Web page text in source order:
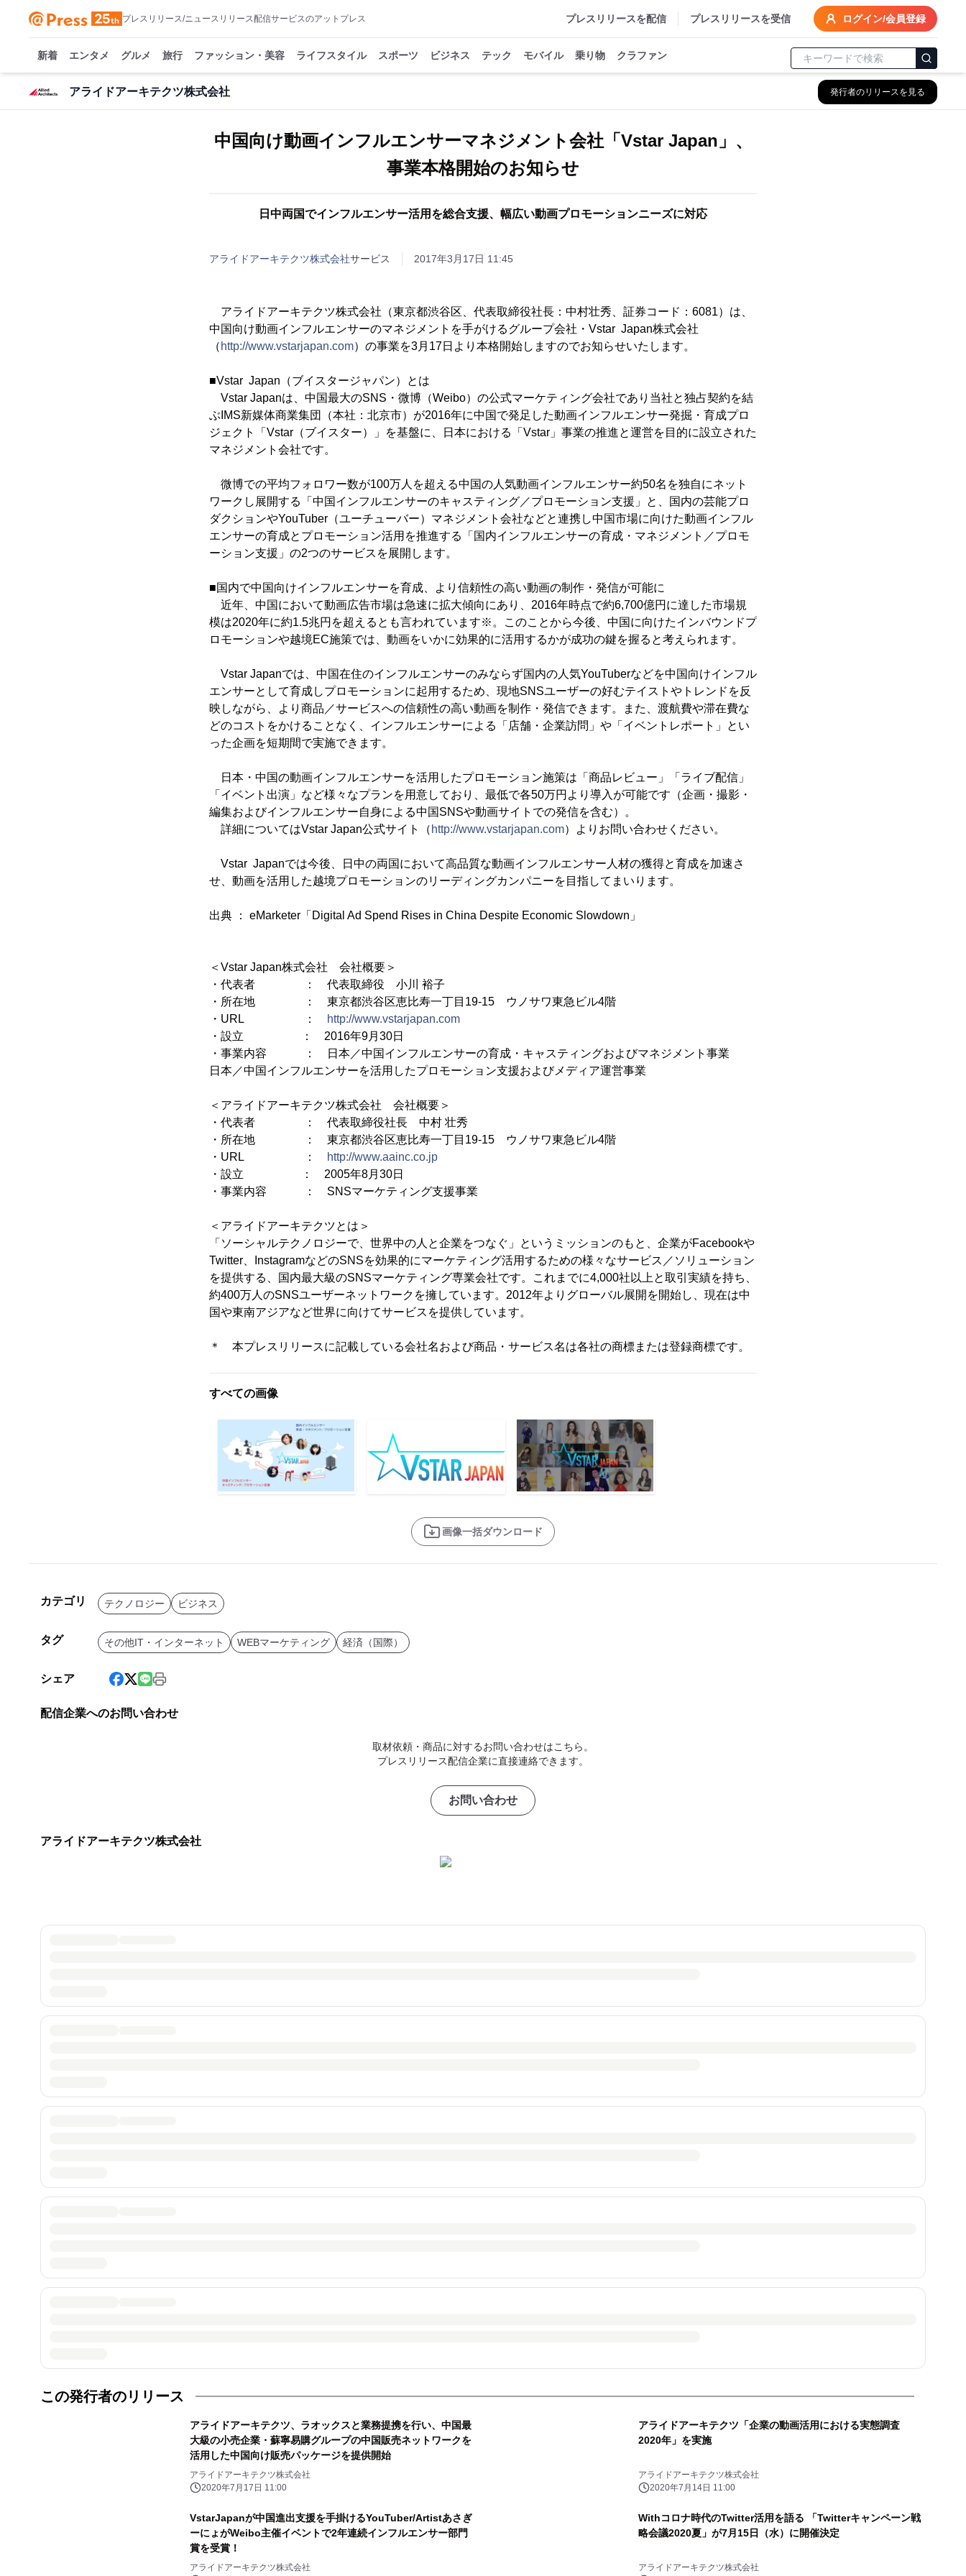
プレスリリース/ニュースリリース配信サービスのアットプレス プレスリリースを配信 プレスリリースを受信 ログイン/会員登録
新着 エンタメ グルメ 旅行 ファッション・美容 ライフスタイル スポーツ ビジネス テック モバイル 乗り物 クラファン
アライドアーキテクツ株式会社 発行者のリリースを見る
中国向け動画インフルエンサーマネジメント会社「Vstar Japan」、
事業本格開始のお知らせ
日中両国でインフルエンサー活用を総合支援、幅広い動画プロモーションニーズに対応
アライドアーキテクツ株式会社サービス 2017年3月17日 11:45
アライドアーキテクツ株式会社（東京都渋谷区、代表取締役社長：中村壮秀、証券コード：6081）は、
中国向け動画インフルエンサーのマネジメントを手がけるグループ会社・Vstar Japan株式会社
（ http://www.vstarjapan.com）の事業を3月17日より本格開始しますのでお知らせいたします。
■Vstar Japan（ブイスタージャパン）とは
Vstar Japanは、中国最大のSNS・微博（Weibo）の公式マーケティング会社であり当社と独占契約を結
ぶIMS新媒体商業集団（本社：北京市）が2016年に中国で発足した動画インフルエンサー発掘・育成プロ
ジェクト「Vstar（ブイスター）」を基盤に、日本における「Vstar」事業の推進と運営を目的に設立された
マネジメント会社です。
微博での平均フォロワー数が100万人を超える中国の人気動画インフルエンサー約50名を独自にネット
ワークし展開する「中国インフルエンサーのキャスティング／プロモーション支援」と、国内の芸能プロ
ダクションやYouTuber（ユーチューバー）マネジメント会社などと連携し中国市場に向けた動画インフル
エンサーの育成とプロモーション活用を推進する「国内インフルエンサーの育成・マネジメント／プロモ
ーション支援」の2つのサービスを展開します。
■国内で中国向けインフルエンサーを育成、より信頼性の高い動画の制作・発信が可能に
近年、中国において動画広告市場は急速に拡大傾向にあり、2016年時点で約6,700億円に達した市場規
模は2020年に約1.5兆円を超えるとも言われています※。このことから今後、中国に向けたインバウンドプ
ロモーションや越境EC施策では、動画をいかに効果的に活用するかが成功の鍵を握ると考えられます。
Vstar Japanでは、中国在住のインフルエンサーのみならず国内の人気YouTuberなどを中国向けインフル
エンサーとして育成しプロモーションに起用するため、現地SNSユーザーの好むテイストやトレンドを反
映しながら、より商品／サービスへの信頼性の高い動画を制作・発信できます。また、渡航費や滞在費な
どのコストをかけることなく、インフルエンサーによる「店舗・企業訪問」や「イベントレポート」とい
った企画を短期間で実施できます。
日本・中国の動画インフルエンサーを活用したプロモーション施策は「商品レビュー」「ライブ配信」
「イベント出演」など様々なプランを用意しており、最低で各50万円より導入が可能です（企画・撮影・
編集およびインフルエンサー自身による中国SNSや動画サイトでの発信を含む）。
詳細についてはVstar Japan公式サイト（ http://www.vstarjapan.com）よりお問い合わせください。
Vstar Japanでは今後、日中の両国において高品質な動画インフルエンサー人材の獲得と育成を加速さ
せ、動画を活用した越境プロモーションのリーディングカンパニーを目指してまいります。
出典 ： eMarketer「Digital Ad Spend Rises in China Despite Economic Slowdown」
＜Vstar Japan株式会社 会社概要＞
・代表者 ： 代表取締役 小川 裕子
・所在地 ： 東京都渋谷区恵比寿一丁目19-15 ウノサワ東急ビル4階
・URL ：
http://www.vstarjapan.com
・設立 ： 2016年9月30日
・事業内容 ： 日本／中国インフルエンサーの育成・キャスティングおよびマネジメント事業
日本／中国インフルエンサーを活用したプロモーション支援およびメディア運営事業
＜アライドアーキテクツ株式会社 会社概要＞
・代表者 ： 代表取締役社長 中村 壮秀
・所在地 ： 東京都渋谷区恵比寿一丁目19-15 ウノサワ東急ビル4階
・URL ：
http://www.aainc.co.jp
・設立 ： 2005年8月30日
・事業内容 ： SNSマーケティング支援事業
＜アライドアーキテクツとは＞
「ソーシャルテクノロジーで、世界中の人と企業をつなぐ」というミッションのもと、企業がFacebookや
Twitter、InstagramなどのSNSを効果的にマーケティング活用するための様々なサービス／ソリューション
を提供する、国内最大級のSNSマーケティング専業会社です。これまでに4,000社以上と取引実績を持ち、
約400万人のSNSユーザーネットワークを擁しています。2012年よりグローバル展開を開始し、現在は中
国や東南アジアなど世界に向けてサービスを提供しています。
＊ 本プレスリリースに記載している会社名および商品・サービス名は各社の商標または登録商標です。
すべての画像
画像一括ダウンロード
カテゴリ テクノロジー ビジネス
タグ その他IT・インターネット WEBマーケティング 経済（国際）
シェア
配信企業へのお問い合わせ
取材依頼・商品に対するお問い合わせはこちら。
プレスリリース配信企業に直接連絡できます。
お問い合わせ
アライドアーキテクツ株式会社
この発行者のリリース
アライドアーキテクツ、ラオックスと業務提携を行い、中国最
大級の小売企業・蘇寧易購グループの中国販売ネットワークを
活用した中国向け販売パッケージを提供開始
アライドアーキテクツ株式会社
2020年7月17日 11:00
アライドアーキテクツ「企業の動画活用における実態調査
2020年」を実施
アライドアーキテクツ株式会社
2020年7月14日 11:00
VstarJapanが中国進出支援を手掛けるYouTuber/Artistあさぎ
ーにょがWeibo主催イベントで2年連続インフルエンサー部門
賞を受賞！
アライドアーキテクツ株式会社
Withコロナ時代のTwitter活用を語る 「Twitterキャンペーン戦
略会議2020夏」が7月15日（水）に開催決定
アライドアーキテクツ株式会社